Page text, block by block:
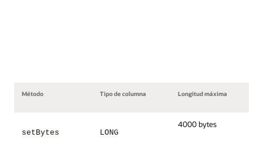
Método Tipo de columna Longitud máxima
setBytes LONG
4000 bytes